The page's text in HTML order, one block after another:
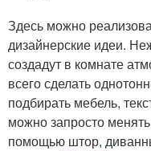
Здесь можно
дизайнерские идеи.
создадут в комнате
всего сделать
подбирать мебель,
можно запросто
помощью штор,